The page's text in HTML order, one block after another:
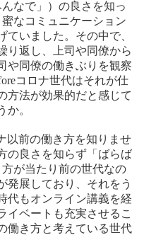
なで」）の良さを知っ
なコミュニケーション
ていました。その中で、
り返し、上司や同僚から
や同僚の働きぶりを観察
コロナ世代はそれが仕
方法が効果的だと感じて
か。
以前の働き方を知りませ
の良さを知らず「ばらば
が当たり前の世代なの
発展しており、それをう
代もオンライン講義を経
イベートも充実させるこ
働き方と考えている世代